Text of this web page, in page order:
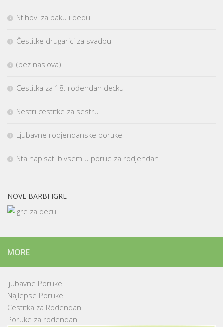
Stihovi za baku i dedu
Čestitke drugarici za svadbu
(bez naslova)
Cestitka za 18. rođendan decku
Sestri cestitke za sestru
Ljubavne rodjendanske poruke
Sta napisati bivsem u poruci za rodjendan
NOVE BARBI IGRE
MORE
ljubavne Poruke
Najlepse Poruke
Cestitka za Rodendan
Poruke za rodendan